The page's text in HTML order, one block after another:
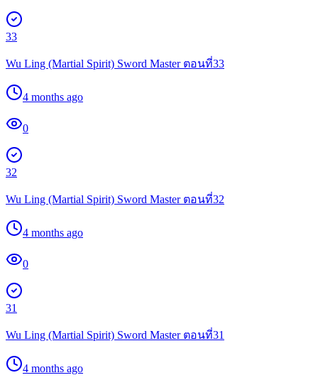
33
Wu Ling (Martial Spirit) Sword Master ตอนที่33
4 months ago
0
32
Wu Ling (Martial Spirit) Sword Master ตอนที่32
4 months ago
0
31
Wu Ling (Martial Spirit) Sword Master ตอนที่31
4 months ago